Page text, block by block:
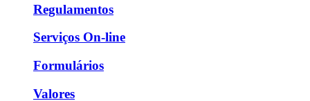
Regulamentos
Serviços On-line
Formulários
Valores